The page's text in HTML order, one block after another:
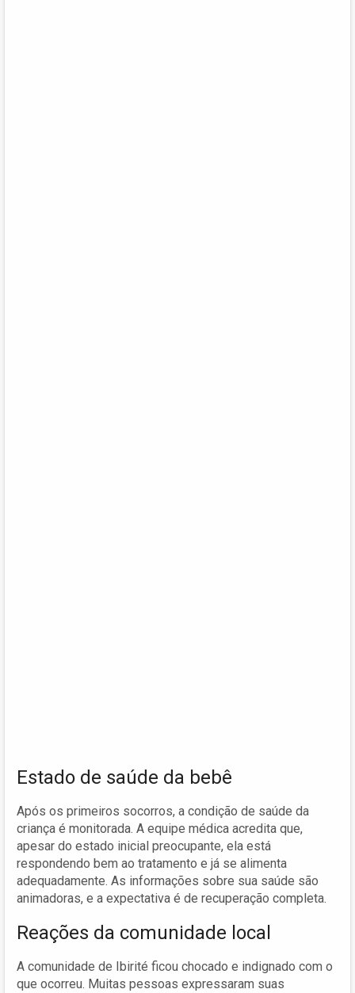
Estado de saúde da bebê
Após os primeiros socorros, a condição de saúde da
criança é monitorada. A equipe médica acredita que,
apesar do estado inicial preocupante, ela está
respondendo bem ao tratamento e já se alimenta
adequadamente. As informações sobre sua saúde são
animadoras, e a expectativa é de recuperação completa.
Reações da comunidade local
A comunidade de Ibirité ficou chocado e indignado com o
que ocorreu. Muitas pessoas expressaram suas